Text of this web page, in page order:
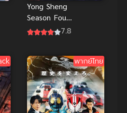
Yong Sheng
Season Four
นิรันดร์กาล
มันส์
7.8
พากย์ไทย